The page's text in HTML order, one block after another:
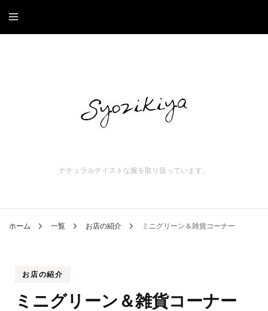
ナチュラルテイストな服を取り扱っています。
ホーム 一覧 お店の紹介 ミニグリーン＆雑貨コーナー
お店の紹介
ミニグリーン＆雑貨コーナー